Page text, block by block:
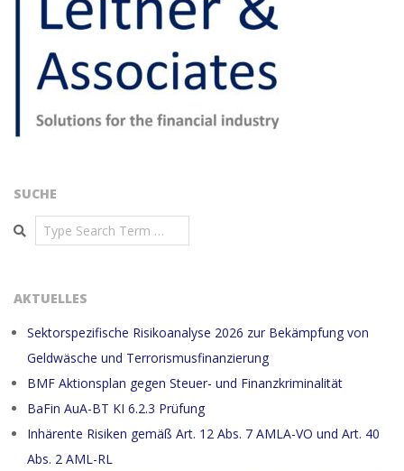
SUCHE
Search
AKTUELLES
Sektorspezifische Risikoanalyse 2026 zur Bekämpfung von
Geldwäsche und Terrorismusfinanzierung
BMF Aktionsplan gegen Steuer- und Finanzkriminalität
BaFin AuA-BT KI 6.2.3 Prüfung
Inhärente Risiken gemäß Art. 12 Abs. 7 AMLA-VO und Art. 40
Abs. 2 AML-RL